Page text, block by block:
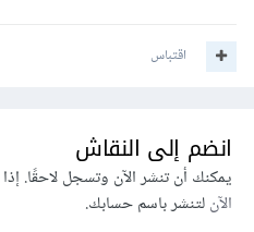
اقتباس
انضم إلى النقاش
يمكنك أن تنشر الآن وتسجل لاحقًا.
الآنلتنشر باسم حسابك.